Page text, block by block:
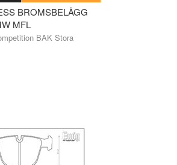
BROMSBELÄGG
MFL
BAK Stora